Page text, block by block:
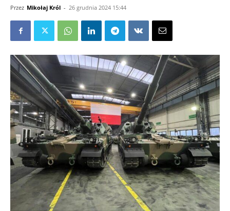
Przez Mikołaj Król - 26 grudnia 2024 15:44